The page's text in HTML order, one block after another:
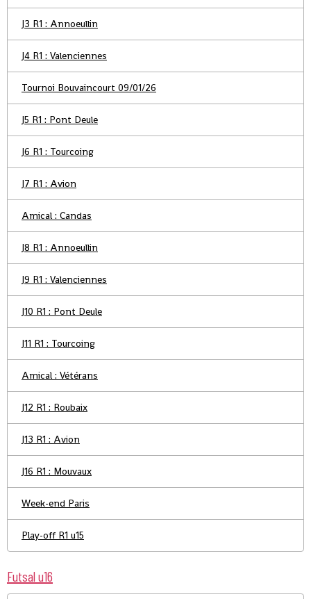
J3 R1 : Annoeullin
J4 R1 : Valenciennes
Tournoi Bouvaincourt 09/01/26
J5 R1 : Pont Deule
J6 R1 : Tourcoing
J7 R1 : Avion
Amical : Candas
J8 R1 : Annoeullin
J9 R1 : Valenciennes
J10 R1 : Pont Deule
J11 R1 : Tourcoing
Amical : Vétérans
J12 R1 : Roubaix
J13 R1 : Avion
J16 R1 : Mouvaux
Week-end Paris
Play-off R1 u15
Futsal u16